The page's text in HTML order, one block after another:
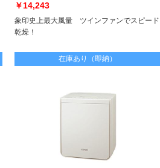
￥14,243
象印史上最大風量 ツインファンでスピード
乾燥！
在庫あり（即納）